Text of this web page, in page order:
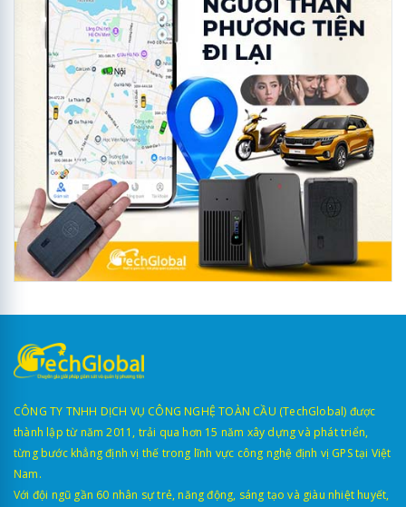
CÔNG TY TNHH DỊCH VỤ CÔNG NGHỆ TOÀN CẦU (TechGlobal) được
thành lập từ năm 2011, trải qua hơn 15 năm xây dựng và phát triển,
từng bước khẳng định vị thế trong lĩnh vực công nghệ định vị GPS tại Việt
Nam.
Với đội ngũ gần 60 nhân sự trẻ, năng động, sáng tạo và giàu nhiệt huyết,